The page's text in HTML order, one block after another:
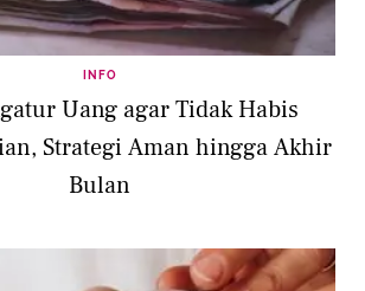
INFO
Uang agar Tidak Habis
Strategi Aman hingga Akhir
Bulan